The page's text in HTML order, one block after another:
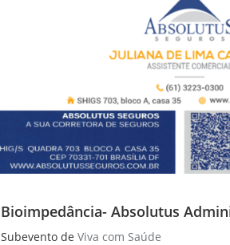
Bioimpedância- Absolutus
Subevento de Viva com Saúde